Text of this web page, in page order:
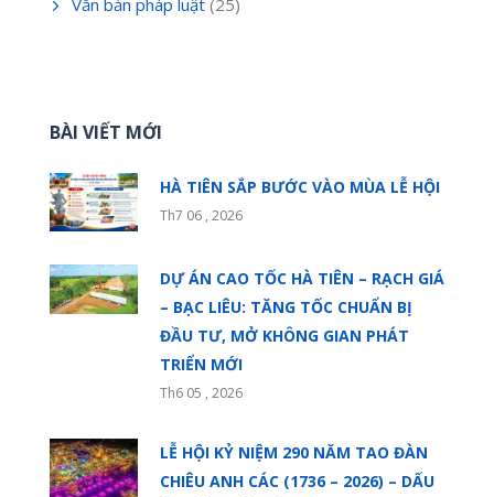
BÀI VIẾT MỚI
HÀ TIÊN SẮP BƯỚC VÀO MÙA LỄ HỘI
Th7 06 , 2026
DỰ ÁN CAO TỐC HÀ TIÊN – RẠCH GIÁ
– BẠC LIÊU: TĂNG TỐC CHUẨN BỊ
ĐẦU TƯ, MỞ KHÔNG GIAN PHÁT
TRIỂN MỚI
Th6 05 , 2026
LỄ HỘI KỶ NIỆM 290 NĂM TAO ĐÀN
CHIÊU ANH CÁC (1736 – 2026) – DẤU